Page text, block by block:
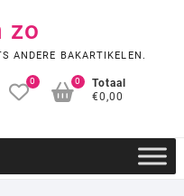
zo
ANDERE BAKARTIKELEN.
0
Totaal
€0,00
0